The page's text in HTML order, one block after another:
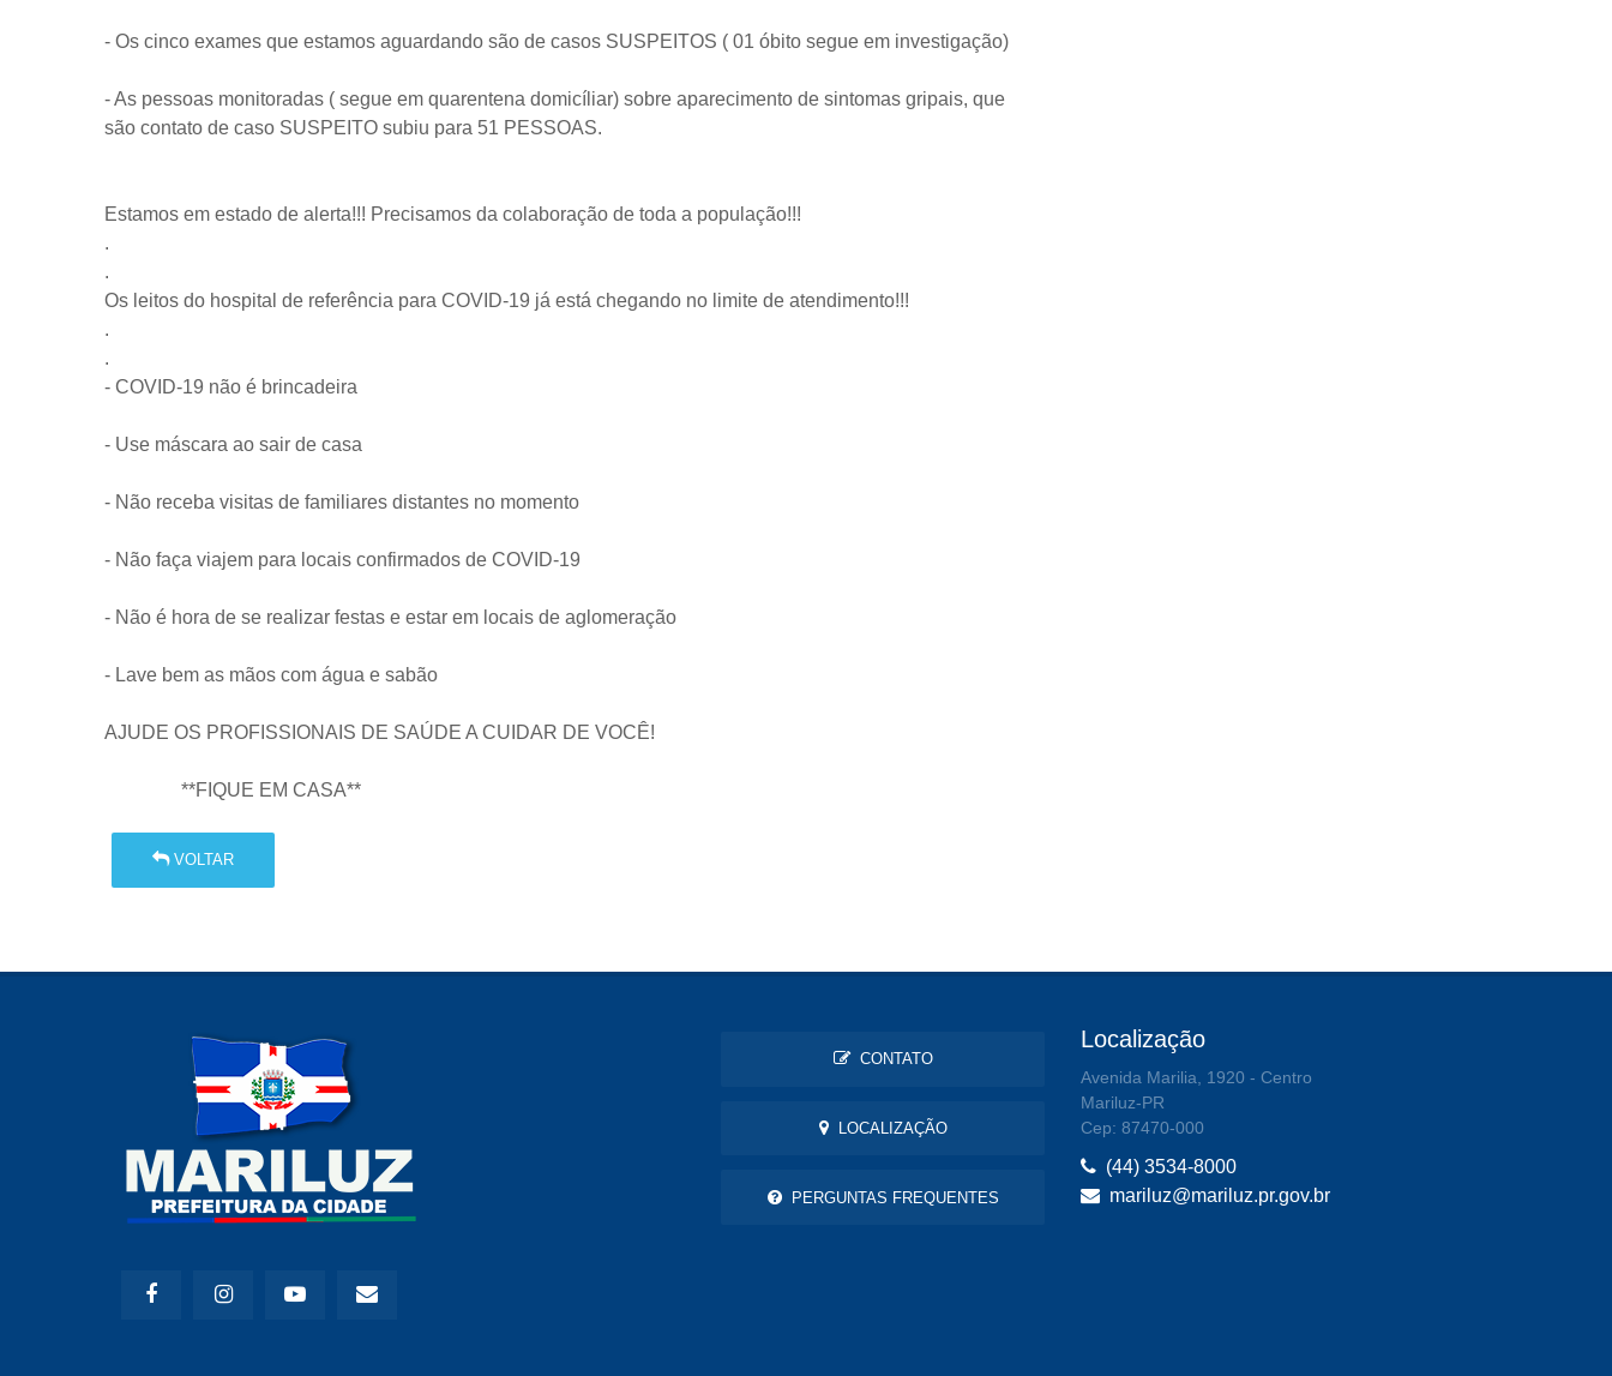
- Os cinco exames que estamos aguardando são de casos SUSPEITOS ( 01 óbito segue em investigação)
- As pessoas monitoradas ( segue em quarentena domicíliar) sobre aparecimento de sintomas gripais, que
são contato de caso SUSPEITO subiu para 51 PESSOAS.
Estamos em estado de alerta!!! Precisamos da colaboração de toda a população!!!
.
.
Os leitos do hospital de referência para COVID-19 já está chegando no limite de atendimento!!!
.
.
- COVID-19 não é brincadeira
- Use máscara ao sair de casa
- Não receba visitas de familiares distantes no momento
- Não faça viajem para locais confirmados de COVID-19
- Não é hora de se realizar festas e estar em locais de aglomeração
- Lave bem as mãos com água e sabão
AJUDE OS PROFISSIONAIS DE SAÚDE A CUIDAR DE VOCÊ!
**FIQUE EM CASA**
VOLTAR
CONTATO
LOCALIZAÇÃO
PERGUNTAS FREQUENTES
Localização
Avenida Marilia, 1920 - Centro
Mariluz-PR
Cep: 87470-000
(44) 3534-8000
mariluz@mariluz.pr.gov.br